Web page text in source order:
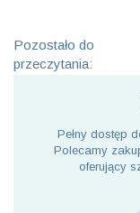
Pozostało do
przeczytania:
Pełny dostęp
Polecamy
oferujący